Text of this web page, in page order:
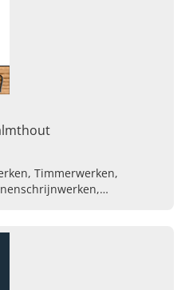
Timmerwerken,